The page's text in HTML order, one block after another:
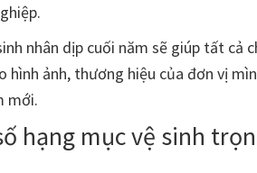
nhân dịp cuối năm sẽ giúp tất cả
hình ảnh, thương hiệu của đơn vị
mới.
hạng mục vệ sinh